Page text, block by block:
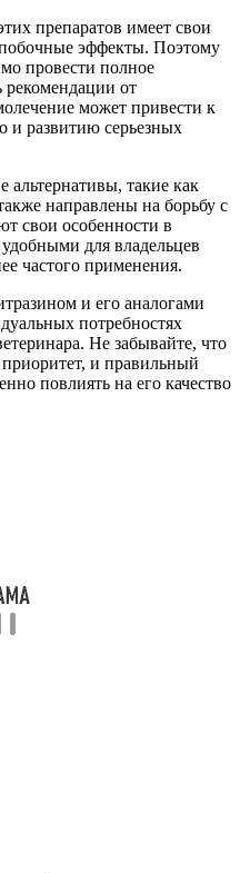
препаратов имеет свои
эффекты. Поэтому
провести полное
рекомендации от
может привести к
и развитию серьезных
альтернативы, такие как
направлены на борьбу с
свои особенности в
для владельцев
частого применения.
и его аналогами
потребностях
Не забывайте, что
и правильный
повлиять на его качество